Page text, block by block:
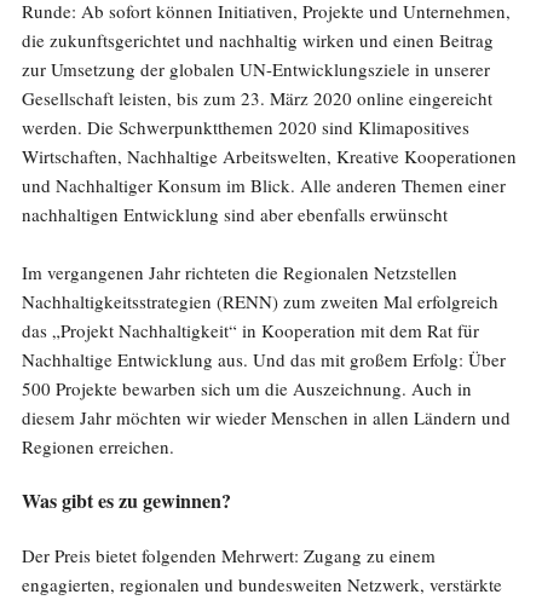
Runde: Ab sofort können Initiativen, Projekte und Unternehmen,
die zukunftsgerichtet und nachhaltig wirken und einen Beitrag
zur Umsetzung der globalen UN-Entwicklungsziele in unserer
Gesellschaft leisten, bis zum 23. März 2020 online eingereicht
werden. Die Schwerpunktthemen 2020 sind Klimapositives
Wirtschaften, Nachhaltige Arbeitswelten, Kreative Kooperationen
und Nachhaltiger Konsum im Blick. Alle anderen Themen einer
nachhaltigen Entwicklung sind aber ebenfalls erwünscht
Im vergangenen Jahr richteten die Regionalen Netzstellen
Nachhaltigkeitsstrategien (RENN) zum zweiten Mal erfolgreich
das „Projekt Nachhaltigkeit“ in Kooperation mit dem Rat für
Nachhaltige Entwicklung aus. Und das mit großem Erfolg: Über
500 Projekte bewarben sich um die Auszeichnung. Auch in
diesem Jahr möchten wir wieder Menschen in allen Ländern und
Regionen erreichen.
Was gibt es zu gewinnen?
Der Preis bietet folgenden Mehrwert: Zugang zu einem
engagierten, regionalen und bundesweiten Netzwerk, verstärkte